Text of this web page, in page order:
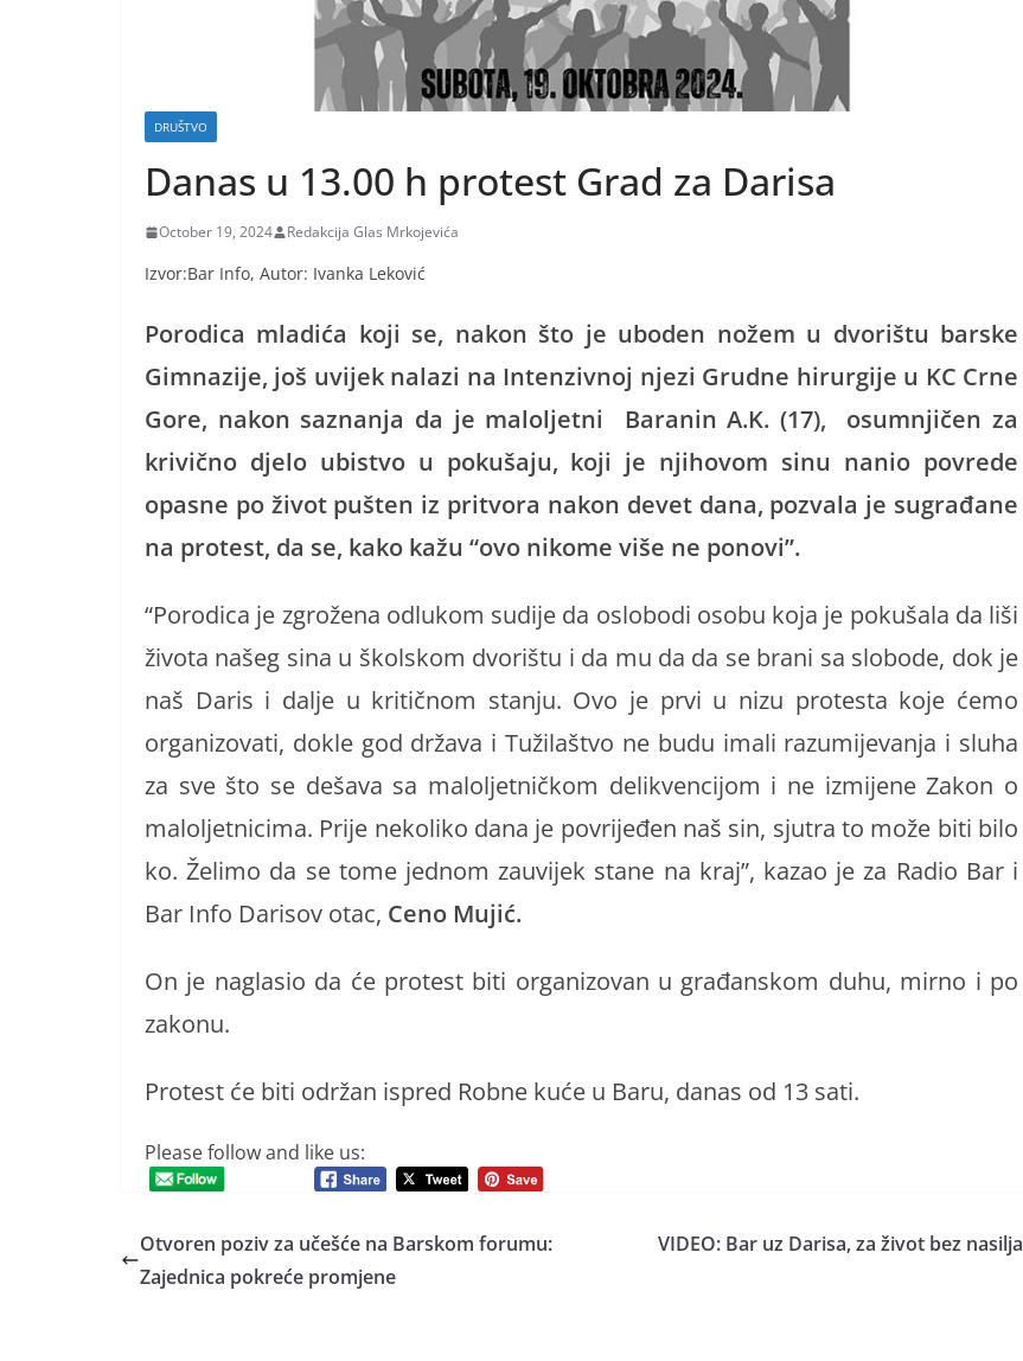
DRUŠTVO
Danas u 13.00 h protest Grad za Darisa
October 19, 2024 Redakcija Glas Mrkojevića
Izvor:Bar Info, Autor: Ivanka Leković
Porodica mladića koji se, nakon što je uboden nožem u dvorištu barske
Gimnazije, još uvijek nalazi na Intenzivnoj njezi Grudne hirurgije u KC Crne
Gore, nakon saznanja da je maloljetni Baranin A.K. (17), osumnjičen za
krivično djelo ubistvo u pokušaju, koji je njihovom sinu nanio povrede
opasne po život pušten iz pritvora nakon devet dana, pozvala je sugrađane
na protest, da se, kako kažu “ovo nikome više ne ponovi”.
“Porodica je zgrožena odlukom sudije da oslobodi osobu koja je pokušala da liši
života našeg sina u školskom dvorištu i da mu da da se brani sa slobode, dok je
naš Daris i dalje u kritičnom stanju. Ovo je prvi u nizu protesta koje ćemo
organizovati, dokle god država i Tužilaštvo ne budu imali razumijevanja i sluha
za sve što se dešava sa maloljetničkom delikvencijom i ne izmijene Zakon o
maloljetnicima. Prije nekoliko dana je povrijeđen naš sin, sjutra to može biti bilo
ko. Želimo da se tome jednom zauvijek stane na kraj”, kazao je za Radio Bar i
Bar Info Darisov otac, Ceno Mujić.
On je naglasio da će protest biti organizovan u građanskom duhu, mirno i po
zakonu.
Protest će biti održan ispred Robne kuće u Baru, danas od 13 sati.
Please follow and like us:
Otvoren poziv za učešće na Barskom forumu:
Zajednica pokreće promjene
VIDEO: Bar uz Darisa, za život bez nasilja